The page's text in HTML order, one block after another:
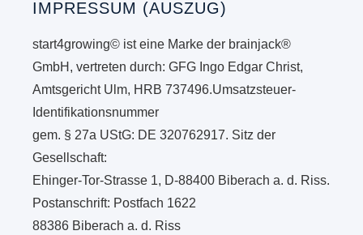
IMPRESSUM (AUSZUG)
start4growing© ist eine Marke der brainjack®
GmbH, vertreten durch: GFG Ingo Edgar Christ,
Amtsgericht Ulm, HRB 737496.Umsatzsteuer-
Identifikationsnummer
gem. § 27a UStG: DE 320762917. Sitz der
Gesellschaft:
Ehinger-Tor-Strasse 1, D-88400 Biberach a. d. Riss.
Postanschrift: Postfach 1622
88386 Biberach a. d. Riss